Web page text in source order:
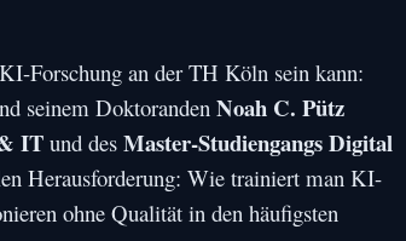
Forschung an der TH Köln sein kann:
seinem Doktoranden Noah C. Pütz
ITund des Master-Studiengangs Digital
Herausforderung: Wie trainiert man KI-
ohne Qualität in den häufigsten